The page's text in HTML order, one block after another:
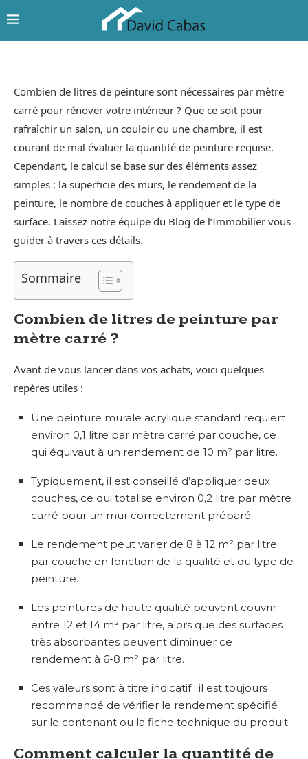
Combien de litres de peinture sont nécessaires par mètre
carré pour rénover votre intérieur ? Que ce soit pour
rafraîchir un salon, un couloir ou une chambre, il est
courant de mal évaluer la quantité de peinture requise.
Cependant, le calcul se base sur des éléments assez
simples : la superficie des murs, le rendement de la
peinture, le nombre de couches à appliquer et le type de
surface. Laissez notre équipe du Blog de l’Immobilier vous
guider à travers ces détails.
Sommaire
Combien de litres de peinture par
mètre carré ?
Avant de vous lancer dans vos achats, voici quelques
repères utiles :
Une peinture murale acrylique standard requiert
environ 0,1 litre par mètre carré par couche, ce
qui équivaut à un rendement de 10 m² par litre.
Typiquement, il est conseillé d’appliquer deux
couches, ce qui totalise environ 0,2 litre par mètre
carré pour un mur correctement préparé.
Le rendement peut varier de 8 à 12 m² par litre
par couche en fonction de la qualité et du type de
peinture.
Les peintures de haute qualité peuvent couvrir
entre 12 et 14 m² par litre, alors que des surfaces
très absorbantes peuvent diminuer ce
rendement à 6-8 m² par litre.
Ces valeurs sont à titre indicatif : il est toujours
recommandé de vérifier le rendement spécifié
sur le contenant ou la fiche technique du produit.
Comment calculer la quantité de